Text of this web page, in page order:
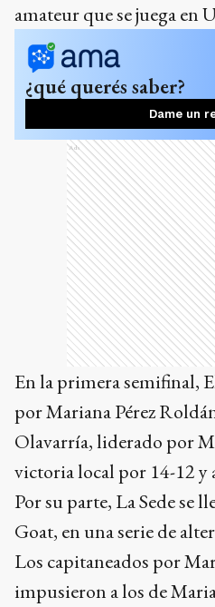
amateur que se juega en
¿qué querés saber?
Dame un
Ads
En la primera semifinal,
por Mariana Pérez
Olavarría, liderado por
victoria local por 14-12 y
Por su parte, La Sede se
Goat, en una serie de
Los capitaneados por
impusieron a los de